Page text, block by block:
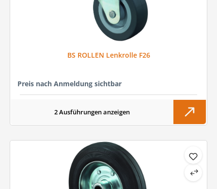
BS ROLLEN Lenkrolle F26
Preis nach Anmeldung sichtbar
2 Ausführungen anzeigen